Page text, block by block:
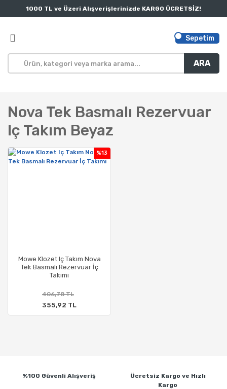
1000 TL ve Üzeri Alışverişlerinizde KARGO ÜCRETSİZ!
ARA
Sepetim
Nova Tek Basmalı Rezervuar
Iç Takım Beyaz
Mowe Klozet Iç Takım Nova
Tek Basmalı Rezervuar İç
Takımı
%13
406,78 TL
355,92 TL
%100 Güvenli Alışveriş Ücretsiz Kargo ve Hızlı
Kargo